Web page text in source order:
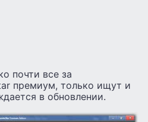
почти все за
премиум, только ищут и
в обновлении.